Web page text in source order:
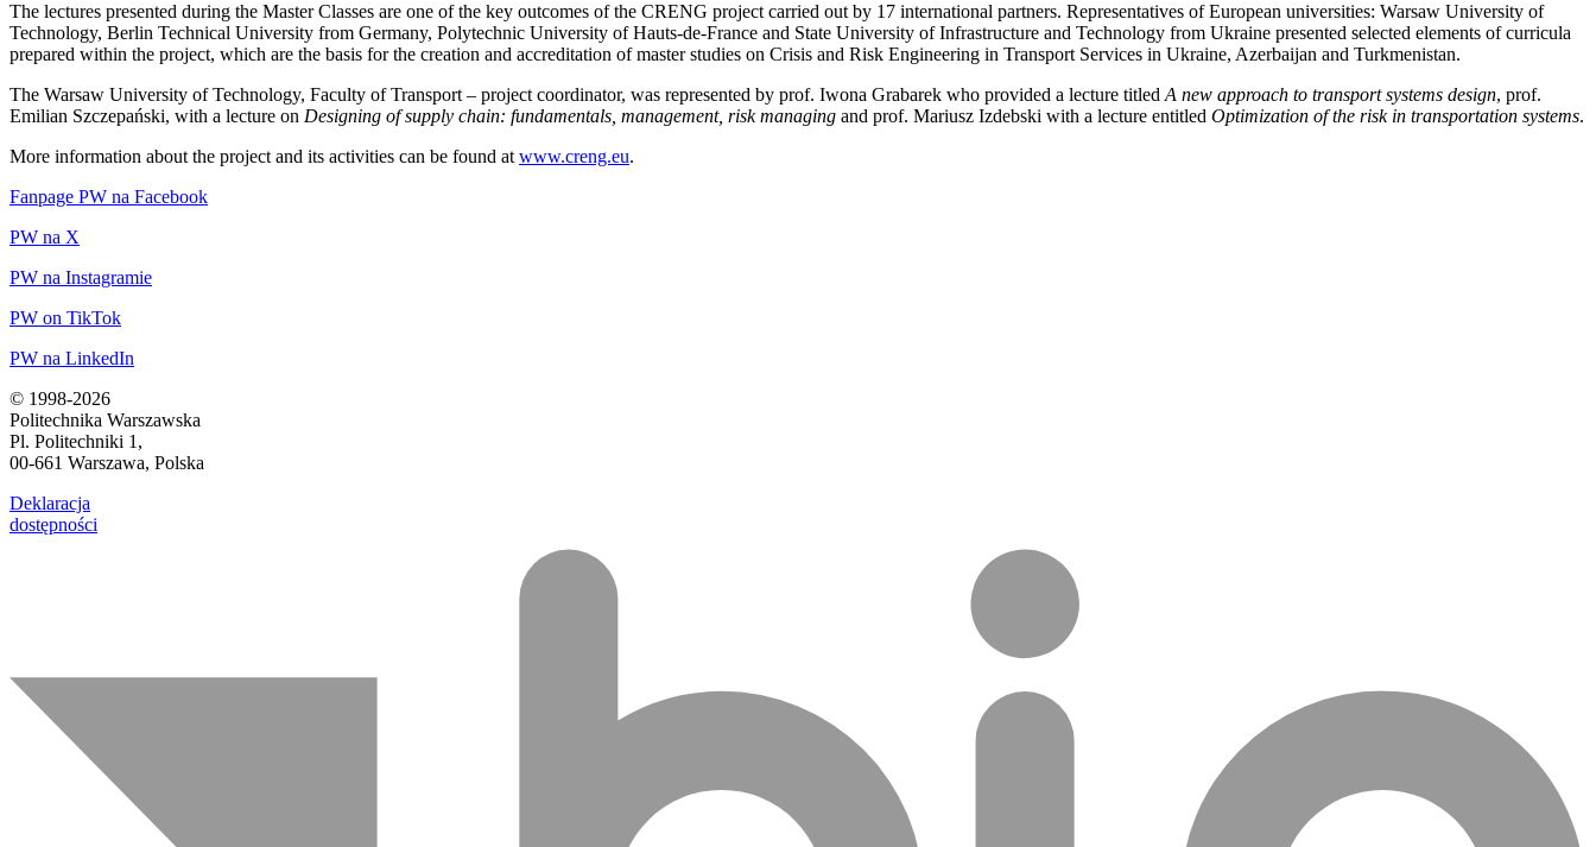
The lectures presented during the Master Classes are one of the key outcomes of the CRENG project carried out by 17 international partners. Representatives of European universities: Warsaw University of
Technology, Berlin Technical University from Germany, Polytechnic University of Hauts-de-France and State University of Infrastructure and Technology from Ukraine presented selected elements of curricula
prepared within the project, which are the basis for the creation and accreditation of master studies on Crisis and Risk Engineering in Transport Services in Ukraine, Azerbaijan and Turkmenistan.
The Warsaw University of Technology, Faculty of Transport – project coordinator, was represented by prof. Iwona Grabarek who provided a lecture titledA new approach to transport systems design, prof.
Emilian Szczepański, with a lecture on Designing of supply chain: fundamentals, management, risk managing and prof. Mariusz Izdebski with a lecture entitled Optimization of the risk in transportation systems.
More information about the project and its activities can be found atwww.creng.eu.
Fanpage PW na Facebook
PW na X
PW na Instagramie
PW on TikTok
PW na LinkedIn
© 1998-2026
Politechnika Warszawska
Pl. Politechniki 1,
00-661 Warszawa, Polska
Deklaracja
dostępności